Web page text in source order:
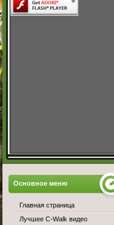
Основное меню
Главная страница
Лучшее C-Walk видео